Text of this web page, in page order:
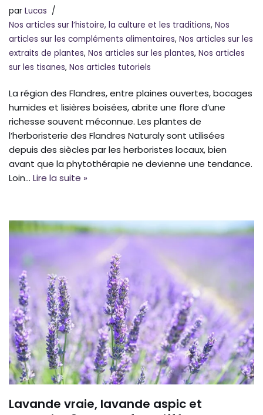
par Lucas
Nos articles sur l’histoire, la culture et les traditions, Nos
articles sur les compléments alimentaires, Nos articles sur les
extraits de plantes, Nos articles sur les plantes, Nos articles
sur les tisanes, Nos articles tutoriels
La région des Flandres, entre plaines ouvertes, bocages
humides et lisières boisées, abrite une flore d’une
richesse souvent méconnue. Les plantes de
l’herboristerie des Flandres Naturaly sont utilisées
depuis des siècles par les herboristes locaux, bien
avant que la phytothérapie ne devienne une tendance.
Loin… Lire la suite »
Lavande vraie, lavande aspic et